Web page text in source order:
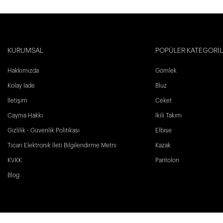
KURUMSAL
Hakkımızda
Kolay İade
İletişim
Cayma Hakkı
Gizlilik - Güvenlik Politikası
Ticari Elektronik İleti Bilgilendirme Metni
KVKK
Blog
POPÜLER
Gömlek
Bluz
Ceket
İkili Takım
Elbise
Kazak
Pantolon